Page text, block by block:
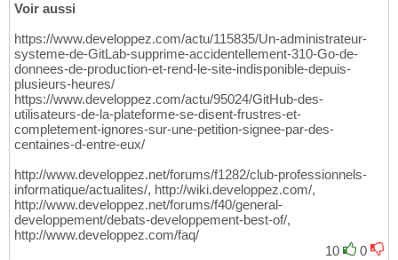
Voir aussi
https://www.developpez.com/actu/115835/Un-administrateur-
systeme-de-GitLab-supprime-accidentellement-310-Go-de-
donnees-de-production-et-rend-le-site-indisponible-depuis-
plusieurs-heures/
https://www.developpez.com/actu/95024/GitHub-des-
utilisateurs-de-la-plateforme-se-disent-frustres-et-
completement-ignores-sur-une-petition-signee-par-des-
centaines-d-entre-eux/
http://www.developpez.net/forums/f1282/club-professionnels-
informatique/actualites/, http://wiki.developpez.com/,
http://www.developpez.net/forums/f40/general-
developpement/debats-developpement-best-of/,
http://www.developpez.com/faq/
10
0